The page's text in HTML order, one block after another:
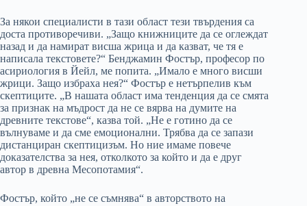
За някои специалисти в тази област тези твърдения са
доста противоречиви. „Защо книжниците да се оглеждат
назад и да намират висша жрица и да казват, че тя е
написала текстовете?“ Бенджамин Фостър, професор по
асириология в Йейл, ме попита. „Имало е много висши
жрици. Защо избраха нея?“ Фостър е нетърпелив към
скептиците. „В нашата област има тенденция да се смята
за признак на мъдрост да не се вярва на думите на
древните текстове“, казва той. „Не е готино да се
вълнуваме и да сме емоционални. Трябва да се запази
дистанциран скептицизъм. Но ние имаме повече
доказателства за нея, отколкото за който и да е друг
автор в древна Месопотамия“.
Фостър, който „не се съмнява“ в авторството на